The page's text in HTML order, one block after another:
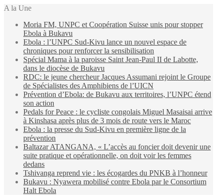
A la Une
Moria FM, UNPC et Coopération Suisse unis pour stopper
Ebola à Bukavu
Ebola : l’UNPC Sud-Kivu lance un nouvel espace de
chroniques pour renforcer la sensibilisation
Spécial Mama à la paroisse Saint Jean-Paul II de Labotte,
dans le diocèse de Bukavu
RDC: le jeune chercheur Jacques Assumani rejoint le Groupe
de Spécialistes des Amphibiens de l’UICN
Prévention d’Ebola: de Bukavu aux territoires, l’UNPC étend
son action
Pedals for Peace : le cycliste congolais Miguel Masaisai arrive
à Kinshasa après plus de 3 mois de route vers le Maroc
Ebola : la presse du Sud-Kivu en première ligne de la
prévention
Baltazar ATANGANA, « L’accès au foncier doit devenir une
suite pratique et opérationnelle, on doit voir les femmes
dedans
Tshivanga reprend vie : les écogardes du PNKB à l’honneur
Bukavu : Nyawera mobilisé contre Ebola par le Consortium
Halt Ebola